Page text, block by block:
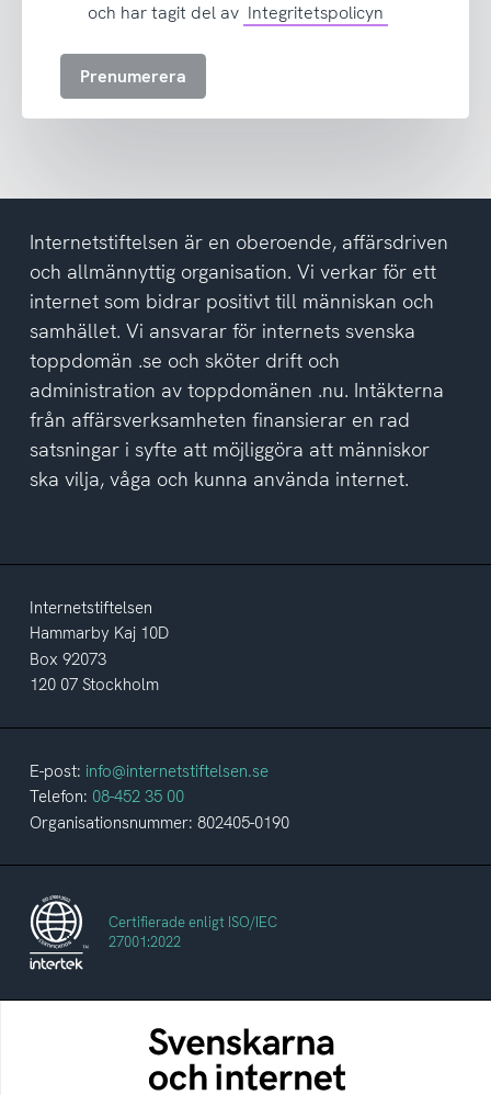
samtycker
att
del
av
integritetspolicyn
och har tagit del av Integritetspolicyn
Prenumerera
Internetstiftelsen är en oberoende, affärsdriven
och allmännyttig organisation. Vi verkar för ett
internet som bidrar positivt till människan och
samhället. Vi ansvarar för internets svenska
toppdomän .se och sköter drift och
administration av toppdomänen .nu. Intäkterna
från affärsverksamheten finansierar en rad
satsningar i syfte att möjliggöra att människor
ska vilja, våga och kunna använda internet.
Internetstiftelsen
Hammarby Kaj 10D
Box 92073
120 07 Stockholm
E-post: info@internetstiftelsen.se
Telefon: 08-452 35 00
Organisationsnummer: 802405-0190
Certifierade enligt ISO/IEC
27001:2022
Svenskarna och internet
En årlig studie av svenska folkets
internetvanor